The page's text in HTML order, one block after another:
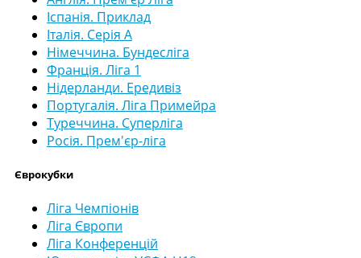
Іспанія. Приклад
Італія. Серія А
Німеччина. Бундесліга
Франція. Ліга 1
Нідерланди. Ередивіз
Португалія. Ліга Примейра
Туреччина. Суперліга
Росія. Прем'єр-ліга
Єврокубки
Ліга Чемпіонів
Ліга Європи
Ліга Конференцій